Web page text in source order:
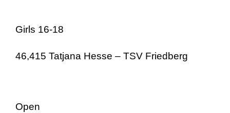
Girls 16-18
46,415 Tatjana Hesse – TSV Friedberg
Open